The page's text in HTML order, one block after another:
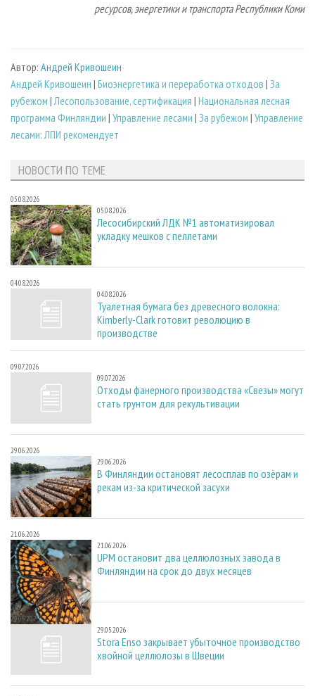
ресурсов, энергетики и транспорта Республики Коми
Автор: Андрей Кривошеин
Андрей Кривошеин | Биoэнергетика и переработка отходов | За
рубежом |Лесопользование, сертификация | Национальная лесная
программа Финляндии | Управление лесами | За рубежом | Управление
лесами: ЛПИ рекомендует
НОВОСТИ ПО ТЕМЕ
05.08.2026
05.08.2026
Лесосибирский ЛДК №1 автоматизировал
укладку мешков с пеллетами
04.08.2026
04.08.2026
Туалетная бумага без древесного волокна:
Kimberly-Clark готовит революцию в
производстве
09.07.2026
09.07.2026
Отходы фанерного производства «Свезы» могут
стать грунтом для рекультивации
29.06.2026
29.06.2026
В Финляндии остановят лесосплав по озёрам и
рекам из-за критической засухи
21.06.2026
21.06.2026
UPM остановит два целлюлозных завода в
Финляндии на срок до двух месяцев
29.05.2026
29.05.2026
Stora Enso закрывает убыточное производство
хвойной целлюлозы в Швеции